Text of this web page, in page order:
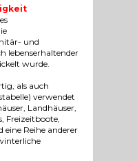
und
lebenserhaltender
wurde.
als auch
verwendet
Landhäuser,
Freizeitboote,
Reihe anderer